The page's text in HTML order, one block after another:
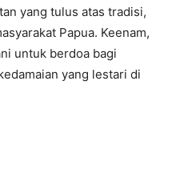
yang tulus atas tradisi,
Papua. Keenam,
untuk berdoa bagi
yang lestari di